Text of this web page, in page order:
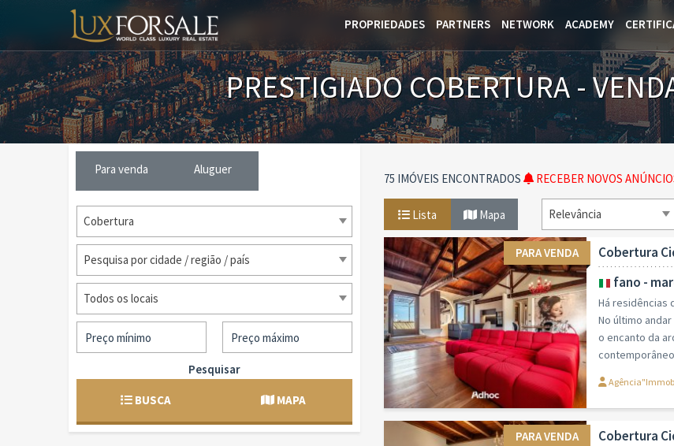
PROPRIEDADES PARTNERS NETWORK ACADEMY
PRESTIGIADO COBERTURA -
75 IMÓVEIS ENCONTRADOS RECEBER NOVOS
Lista Mapa Relevância
PARA VENDA Cobertura
fano -
Há residências
No último
o encanto da
PARA VENDA Cobertura
Para venda Aluguer
Cobertura
Pesquisa por cidade / região / país
Todos os locais
Pesquisar
BUSCA MAPA